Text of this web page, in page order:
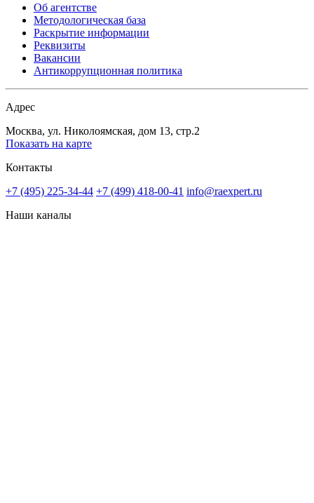
Об агентстве
Методологическая база
Раскрытие информации
Реквизиты
Вакансии
Антикоррупционная политика
Адрес
Москва, ул. Николоямская, дом 13, стр.2
Показать на карте
Контакты
+7 (495) 225-34-44 +7 (499) 418-00-41 info@raexpert.ru
Наши каналы